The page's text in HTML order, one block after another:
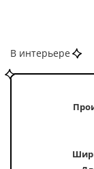
В интерьере